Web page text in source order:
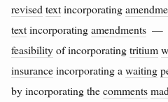
revised textincorporating
textincorporatingamendments —
feasibilityof incorporatingtritium
insuranceincorporating a waiting
by incorporating thecomments